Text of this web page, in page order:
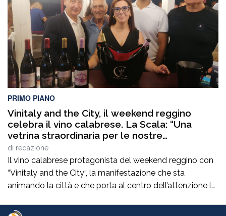
persone. Il traffico […]
PRIMO PIANO
Vinitaly and the City, il weekend reggino
celebra il vino calabrese. La Scala: “Una
vetrina straordinaria per le nostre
eccellenze”
di redazione
Il vino calabrese protagonista del weekend reggino con
“Vinitaly and the City“, la manifestazione che sta
animando la città e che porta al centro dell’attenzione le
che incrocia promozione, cultura, turismo e